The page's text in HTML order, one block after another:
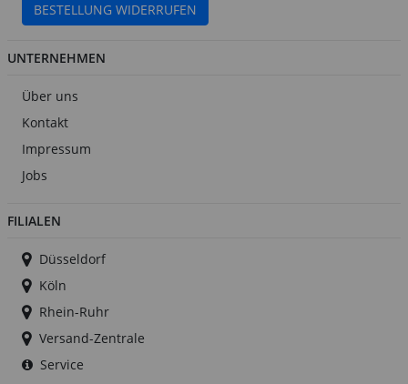
BESTELLUNG WIDERRUFEN
UNTERNEHMEN
Über uns
Kontakt
Impressum
Jobs
FILIALEN
Düsseldorf
Köln
Rhein-Ruhr
Versand-Zentrale
Service